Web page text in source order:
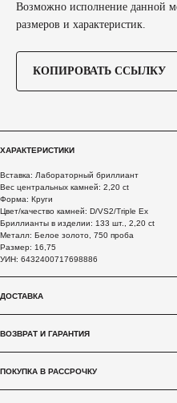
Возможно исполнение данной
размеров и характеристик.
КОПИРОВАТЬ ССЫЛКУ
ХАРАКТЕРИСТИКИ
Вставка: Лабораторный бриллиант
Вес центральных камней: 2,20 ct
Форма: Круги
Цвет/качество камней: D/VS2/Triple Ex
Бриллианты в изделии: 133 шт., 2,20 ct
Металл: Белое золото, 750 проба
Размер: 16,75
УИН: 6432400717698886
ДОСТАВКА
ВОЗВРАТ И ГАРАНТИЯ
ПОКУПКА В РАССРОЧКУ